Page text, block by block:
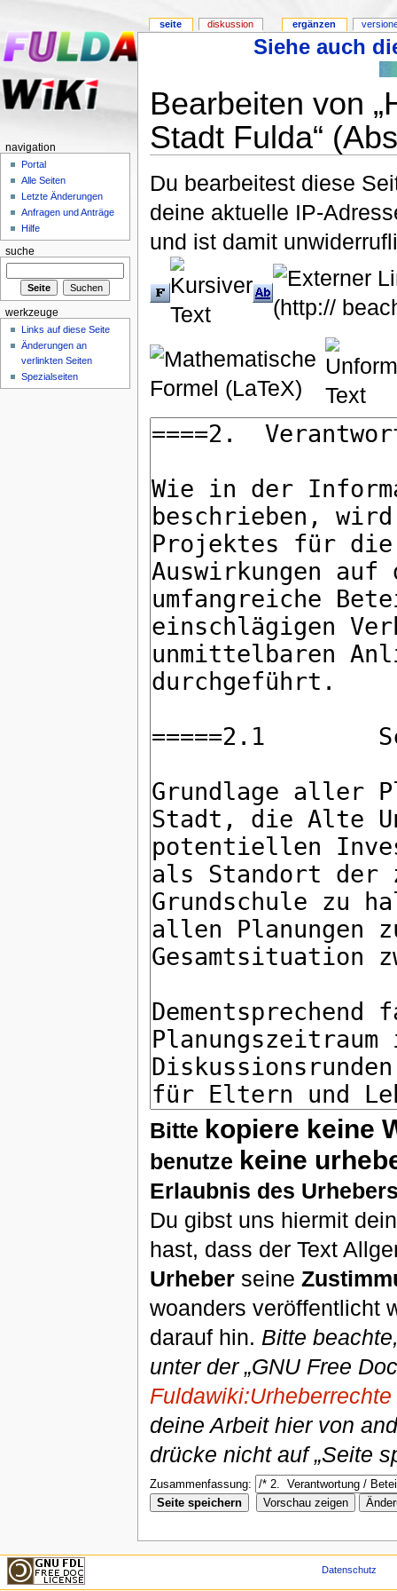
Siehe auch
Bearbeiten von
Stadt Fulda“
Du bearbeitest diese
deine aktuelle IP-
und ist damit
Bitte kopiere keine
benutze keine
Erlaubnis des
Du gibst uns hiermit
hast, dass der Text
Urheberseine
woanders veröffentlicht
darauf hin. Bitte
unter der „GNU Free
Fuldawiki:Urheberrechte
deine Arbeit hier von
drücke nicht auf „Seite
Zusammenfassung:
seite diskussion ergänzen
navigation
Portal
Alle Seiten
Letzte Änderungen
Anfragen und Anträge
Hilfe
suche
werkzeuge
Links auf diese Seite
Änderungen an
verlinkten Seiten
Spezialseiten
Datenschutz